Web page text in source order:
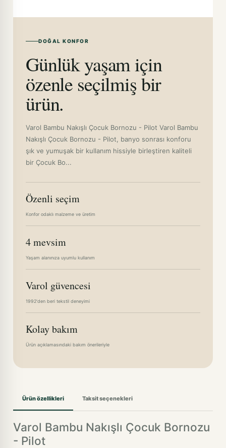
DOĞAL KONFOR
Günlük yaşam için
özenle seçilmiş bir
ürün.
Varol Bambu Nakışlı Çocuk Bornozu - Pilot Varol Bambu
Nakışlı Çocuk Bornozu - Pilot, banyo sonrası konforu
şık ve yumuşak bir kullanım hissiyle birleştiren kaliteli
bir Çocuk Bo...
Özenli seçim
Konfor odaklı malzeme ve üretim
4 mevsim
Yaşam alanınıza uyumlu kullanım
Varol güvencesi
1992'den beri tekstil deneyimi
Kolay bakım
Ürün açıklamasındaki bakım önerileriyle
Ürün özellikleri Taksit seçenekleri
Varol Bambu Nakışlı Çocuk Bornozu
- Pilot